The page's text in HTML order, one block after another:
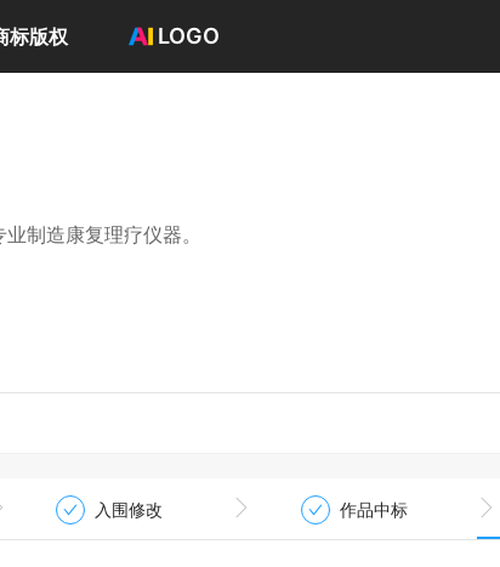
标版权 LOGO
登录 / 注册
制造康复理疗仪器。
入围修改 作品中标